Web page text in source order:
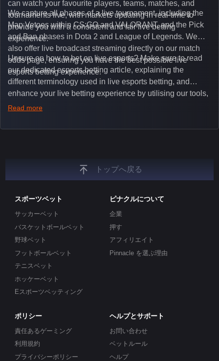
can watch your favourite players, teams, matches, and
tournaments live, with markets updating in real-time to
provide you with a consistent and fair live betting
experience.
We capture all phases of a live tournament, including the
Map Vetoes within CS:GO and VALORANT, and the Pick
and Ban phases in Dota 2 and League of Legends. We
also offer live broadcast streaming directly on our match
odds page, ensuring you have the best possible live
esports betting experience.
Unsure on how to bet on live esports? Make sure to read
our dedicated esports betting article, explaining the
different terminology used in live esports betting, and
enhance your live betting experience by utilising our tools,
such as integrated live broadcasts, match and round
unique insights on the latest esports events.
Read more
トップへ戻る
スポーツベット
サッカーベット
バスケットボールベット
野球ベット
フットボールベット
テニスベット
ホッケーベット
Eスポーツベッティング
ピナクルについて
企業
押す
アフィリエイト
Pinnacle を選ぶ理由
ポリシー
責任あるゲーミング
利用規約
プライバシーポリシー
ヘルプとサポート
お問い合わせ
ベットルール
ヘルプ